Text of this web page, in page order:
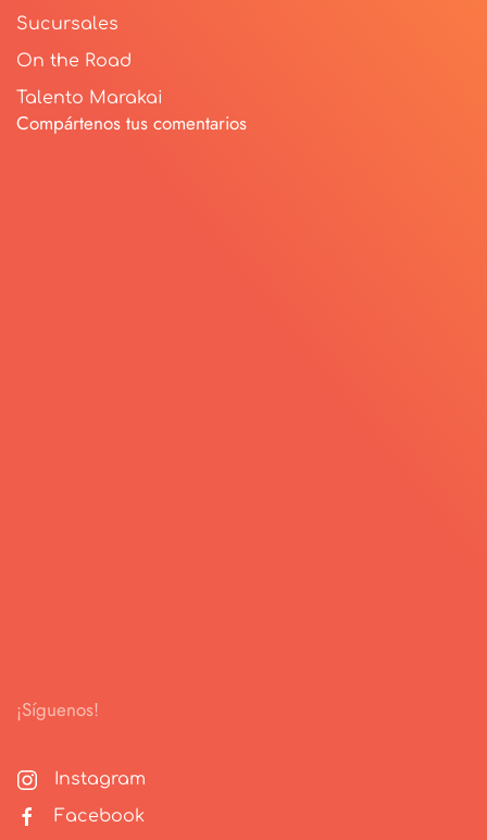
Sucursales
On the Road
Talento Marakai
Compártenos tus comentarios
¡Síguenos!
Instagram
Facebook